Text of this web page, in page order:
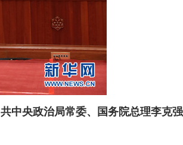
中央政治局常委、国务院总理李克